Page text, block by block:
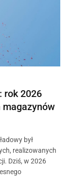
rok 2026
magazynów
był
realizowanych
Dziś, w 2026